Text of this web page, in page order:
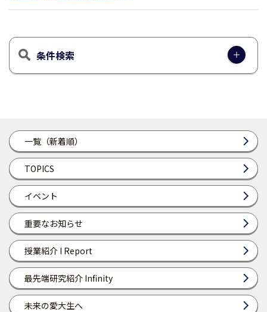
一覧（新着順）
TOPICS
イベント
重要なお知らせ
授業紹介 I Report
最先端研究紹介 Infinity
未来の愛大生へ
条件検索